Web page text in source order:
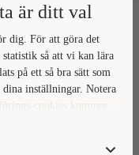
är ditt val
dig. För att göra det
så att vi kan lära
på ett så bra sätt som
dina inställningar. Notera
cookies kommer